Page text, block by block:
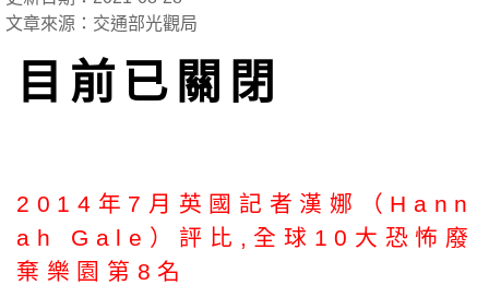
文章來源：交通部光觀局
目前已關閉
2014年7月英國記者漢娜（Hann
ah Gale）評比,全球10大恐怖廢
棄樂園第8名